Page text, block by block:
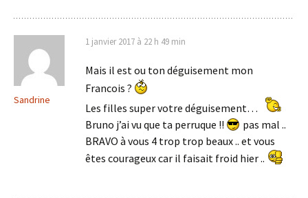
Sandrine
1 janvier 2017 à 22 h 49 min
Mais il est ou ton déguisement mon
Francois ?
Les filles super votre déguisement…
Bruno j’ai vu que ta perruque !!
pas mal ..
BRAVO à vous 4 trop trop beaux .. et vous
êtes courageux car il faisait froid hier ..